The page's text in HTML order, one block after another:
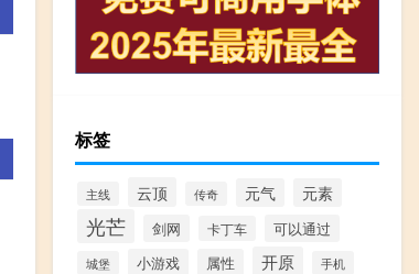
标签
主线 云顶 传奇 元气 元素
光芒 剑网 卡丁车 可以通过
城堡 小游戏 属性 开原 手机